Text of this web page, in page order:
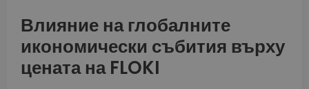
Влияние на глобалните
икономически събития върху
цената на FLOKI